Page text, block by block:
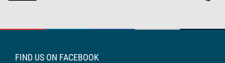
FIND US ON FACEBOOK